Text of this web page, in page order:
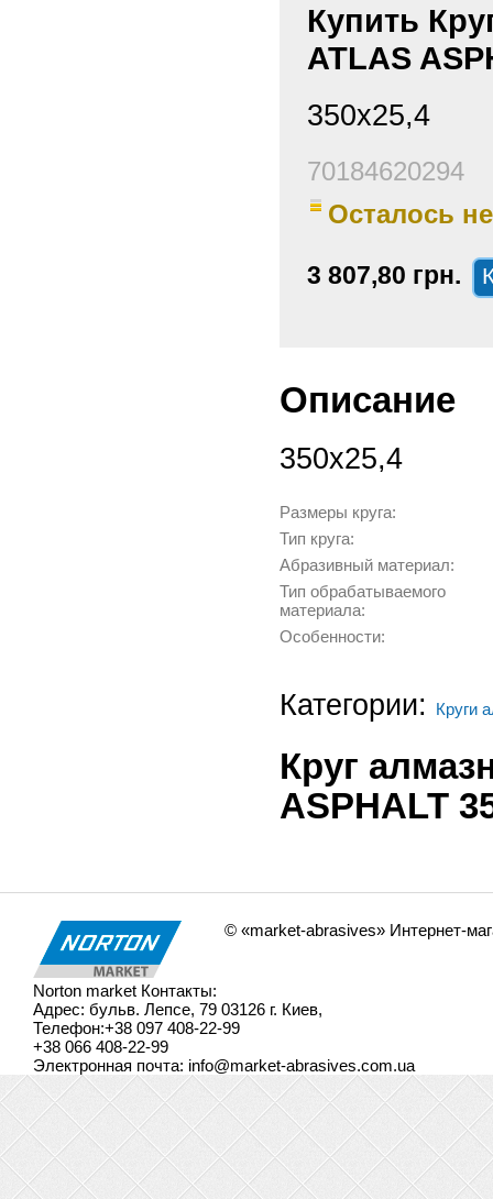
Купить
ATLAS
350х25,4
70184620294
Осталось
3 807,80 грн.
Описание
350х25,4
Размеры круга:
Тип круга:
Абразивный материал:
Тип обрабатываемого
материала:
Особенности:
Категории: Круги
Круг
ASPHALT
© «market-abrasives» Интернет-
Norton market Контакты:
Адрес: бульв. Лепсе, 79 03126 г. Киев,
Телефон:+38 097 408-22-99
+38 066 408-22-99
Электронная почта: info@market-abrasives.com.ua